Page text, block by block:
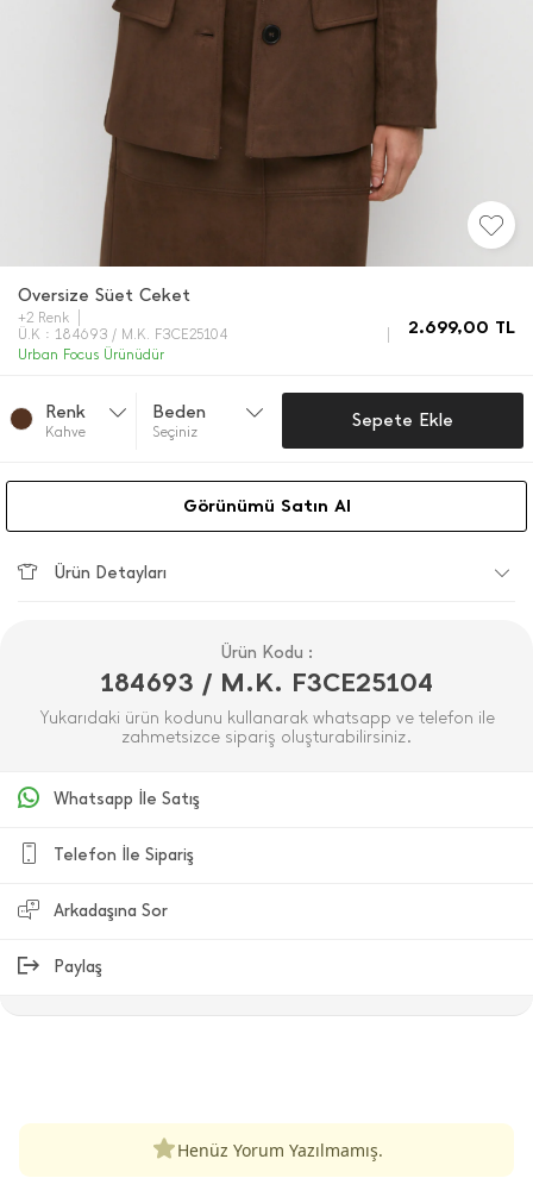
Oversize Süet Ceket
+2 Renk
Ü.K : 184693 / M.K. F3CE25104
Urban Focus Ürünüdür
2.699,00 TL
Renk
Kahve
Beden
Seçiniz
Sepete Ekle
Görünümü Satın Al
Ürün Detayları
Ürün Kodu :
184693 / M.K. F3CE25104
Yukarıdaki ürün kodunu kullanarak whatsapp ve telefon ile
zahmetsizce sipariş oluşturabilirsiniz.
Whatsapp İle Satış
Telefon İle Sipariş
Arkadaşına Sor
Paylaş
Henüz Yorum Yazılmamış.